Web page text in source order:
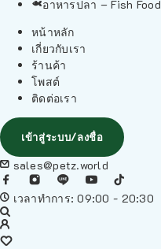
อาหารปลา – Fish Food
หน้าหลัก
เกี่ยวกับเรา
ร้านค้า
โพสต์
ติดต่อเรา
เข้าสู่ระบบ/ลงชื่อ
sales@petz.world
เวลาทำการ: 09:00 - 20:30